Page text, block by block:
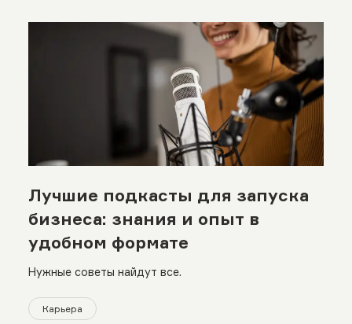
Лучшие подкасты для запуска
бизнеса: знания и опыт в
удобном формате
Нужные советы найдут все.
Карьера